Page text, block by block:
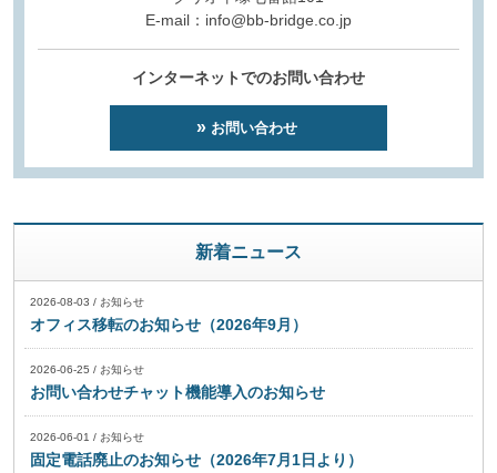
E-mail：info@bb-bridge.co.jp
インターネットでのお問い合わせ
お問い合わせ
新着ニュース
2026-08-03 / お知らせ
オフィス移転のお知らせ（2026年9月）
2026-06-25 / お知らせ
お問い合わせチャット機能導入のお知らせ
2026-06-01 / お知らせ
固定電話廃止のお知らせ（2026年7月1日より）